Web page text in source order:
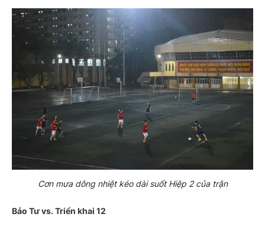
Cơn mưa dông nhiệt kéo dài suốt Hiệp 2 của trận
Bảo Tư vs. Triển khai 12